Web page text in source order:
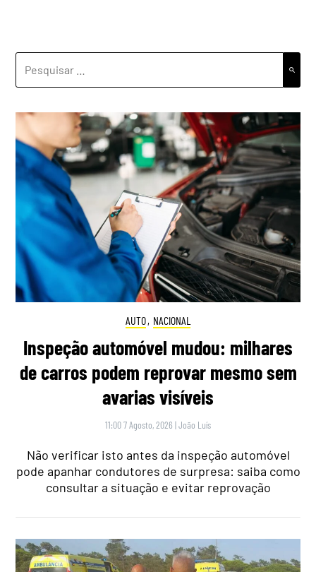
POR:
AUTO, NACIONAL
Inspeção automóvel mudou: milhares
de carros podem reprovar mesmo sem
avarias visíveis
11:00 7 Agosto, 2026 |João Luís
Não verificar isto antes da inspeção automóvel
pode apanhar condutores de surpresa: saiba como
consultar a situação e evitar reprovação